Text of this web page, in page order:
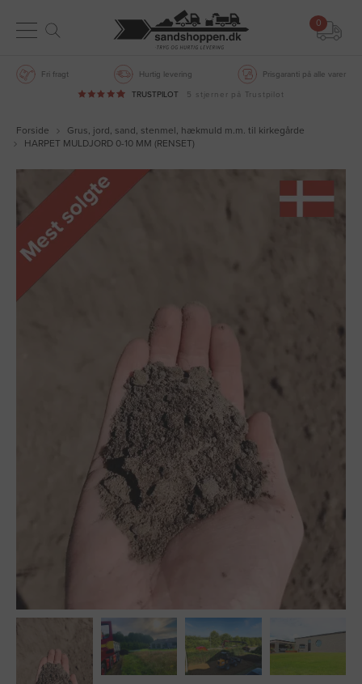
0
Fri fragt Hurtig levering Prisgaranti på alle varer
TRUSTPILOT 5 stjerner på Trustpilot
Forside
Grus, jord, sand, stenmel, hækmuld m.m. til kirkegårde
HARPET MULDJORD 0-10 MM (RENSET)